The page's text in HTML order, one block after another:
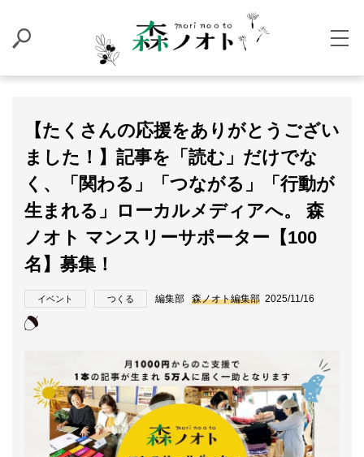
【たくさんの応援をありがとうござい
ました！】記事を「読む」だけでな
く、「関わる」「つながる」「行動が
生まれる」ローカルメディアへ。 森
ノオト マンスリーサポーター【100
名】募集！
イベント つくる 編集部 森ノオト編集部 2025/11/16